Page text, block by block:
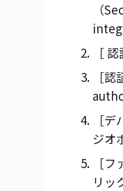
（
認
認
デ
ジオ
フ
リッ